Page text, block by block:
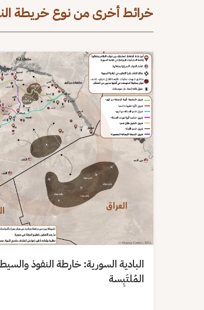
خرائط أخرى من نوع خريطة
البادية السورية: خارطة النفوذ
المُلتَبِسة